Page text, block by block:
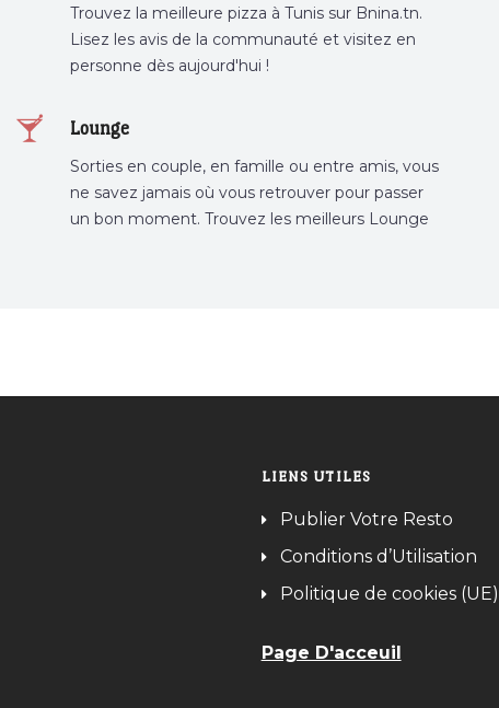
Trouvez la meilleure pizza à Tunis sur Bnina.tn.
Lisez les avis de la communauté et visitez en
personne dès aujourd'hui !
Lounge
Sorties en couple, en famille ou entre amis, vous
ne savez jamais où vous retrouver pour passer
un bon moment. Trouvez les meilleurs Lounge
LIENS UTILES
Publier Votre Resto
Conditions d’Utilisation
Politique de cookies (UE)
Page D'acceuil